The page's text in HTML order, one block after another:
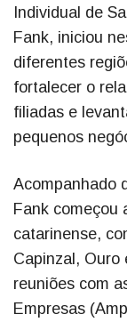
Individual de
Fank, iniciou
diferentes
fortalecer o
filiadas e
pequenos
Acompanhado
Fank começou
catarinense,
Capinzal, Ouro
reuniões com
Empresas